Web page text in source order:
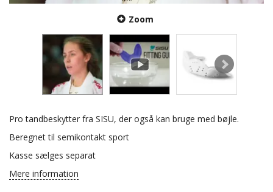
Zoom
Pro tandbeskytter fra SISU, der også kan bruge med bøjle.
Beregnet til semikontakt sport
Kasse sælges separat
Mere information